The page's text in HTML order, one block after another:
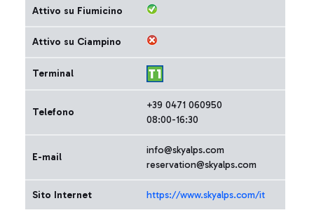
Attivo su Fiumicino
Attivo su Ciampino
Terminal
Telefono
+39 0471 060950
08:00-16:30
E-mail
info@skyalps.com
reservation@skyalps.com
Sito Internet https://www.skyalps.com/it